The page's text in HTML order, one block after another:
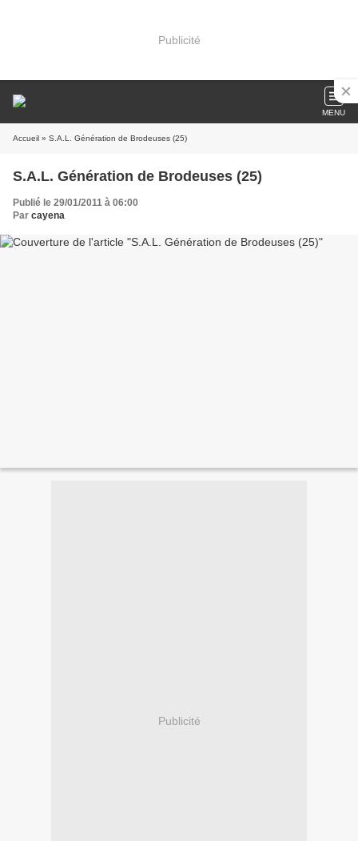
Publicité
MENU
Accueil » S.A.L. Génération de Brodeuses (25)
S.A.L. Génération de Brodeuses (25)
Publié le 29/01/2011 à 06:00
Par cayena
Publicité